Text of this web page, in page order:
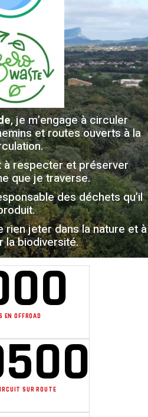
, je m’engage à circuler
et routes ouverts à la
à respecter et préserver
que je traverse.
des déchets qu’il
rien jeter dans la nature et à
la biodiversité.
EN OFFROAD
SUR ROUTE